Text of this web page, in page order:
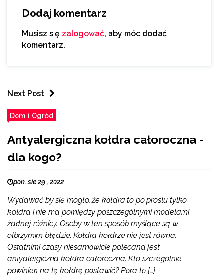
Dodaj komentarz
Musisz się zalogować, aby móc dodać
komentarz.
Next Post
Dom i Ogród
Antyalergiczna kołdra całoroczna -
dla kogo?
pon. sie 29 , 2022
Wydawać by się mogło, że kołdra to po prostu tylko
kołdra i nie ma pomiędzy poszczególnymi modelami
żadnej różnicy. Osoby w ten sposób myślące są w
olbrzymim błędzie. Kołdra kołdrze nie jest równa.
Ostatnimi czasy niesamowicie polecana jest
antyalergiczna kołdra całoroczna. Kto szczególnie
powinien na tę kołdrę postawić? Pora to […]